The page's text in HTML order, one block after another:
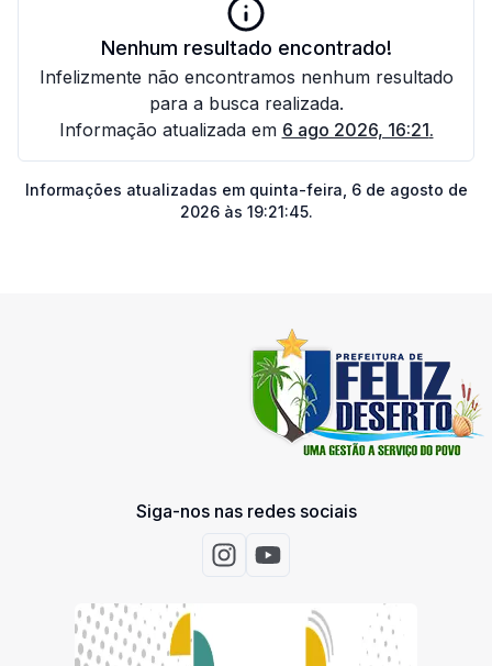
Nenhum resultado encontrado!
Infelizmente não encontramos nenhum resultado
para a busca realizada.
Informação atualizada em 6 ago 2026, 16:21.
Informações atualizadas em quinta-feira, 6 de agosto de
2026 às 19:21:45.
Siga-nos nas redes sociais
Acessar Instagram
Acessar Youtube